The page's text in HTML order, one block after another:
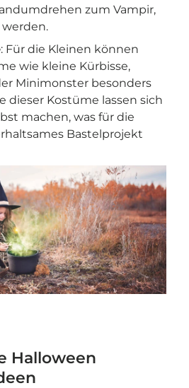
zum Vampir,
werden.
: Für die Kleinen können
wie kleine Kürbisse,
Minimonster besonders
dieser Kostüme lassen sich
machen, was für die
Bastelprojekt
Halloween